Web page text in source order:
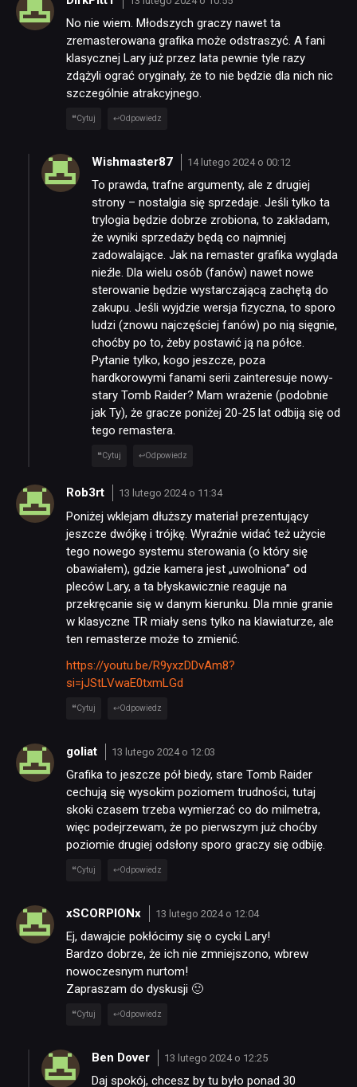
RECENZJE
PUBLICYSTYKA
KULTURA
RETRO
TECHNOLOGIE
DYSKUSJE
JUŻ GRALIŚMY
SKLEP
No nie wiem. Młodszych graczy nawet ta
zremasterowana grafika może odstraszyć. A fani
klasycznej Lary już przez lata pewnie tyle razy
zdążyli ograć oryginały, że to nie będzie dla nich nic
szczególnie atrakcyjnego.
Cytuj Odpowiedz
Wishmaster87 14 lutego 2024 o 00:12
To prawda, trafne argumenty, ale z drugiej
strony – nostalgia się sprzedaje. Jeśli tylko ta
trylogia będzie dobrze zrobiona, to zakładam,
że wyniki sprzedaży będą co najmniej
zadowalające. Jak na remaster grafika wygląda
nieźle. Dla wielu osób (fanów) nawet nowe
sterowanie będzie wystarczającą zachętą do
zakupu. Jeśli wyjdzie wersja fizyczna, to sporo
ludzi (znowu najczęściej fanów) po nią sięgnie,
choćby po to, żeby postawić ją na półce.
Pytanie tylko, kogo jeszcze, poza
hardkorowymi fanami serii zainteresuje nowy-
stary Tomb Raider? Mam wrażenie (podobnie
jak Ty), że gracze poniżej 20-25 lat odbiją się od
tego remastera.
Cytuj Odpowiedz
Rob3rt 13 lutego 2024 o 11:34
Poniżej wklejam dłuższy materiał prezentujący
jeszcze dwójkę i trójkę. Wyraźnie widać też użycie
tego nowego systemu sterowania (o który się
obawiałem), gdzie kamera jest „uwolniona” od
pleców Lary, a ta błyskawicznie reaguje na
przekręcanie się w danym kierunku. Dla mnie granie
w klasyczne TR miały sens tylko na klawiaturze, ale
ten remasterze może to zmienić.
https://youtu.be/R9yxzDDvAm8?
si=jJStLVwaE0txmLGd
Cytuj Odpowiedz
goliat 13 lutego 2024 o 12:03
Grafika to jeszcze pół biedy, stare Tomb Raider
cechują się wysokim poziomem trudności, tutaj
skoki czasem trzeba wymierzać co do milmetra,
więc podejrzewam, że po pierwszym już choćby
poziomie drugiej odsłony sporo graczy się odbiję.
Cytuj Odpowiedz
xSCORPIONx 13 lutego 2024 o 12:04
Ej, dawajcie pokłócimy się o cycki Lary!
Bardzo dobrze, że ich nie zmniejszono, wbrew
nowoczesnym nurtom!
Zapraszam do dyskusji 🙂
Cytuj Odpowiedz
Ben Dover 13 lutego 2024 o 12:25
Daj spokój, chcesz by tu było ponad 30